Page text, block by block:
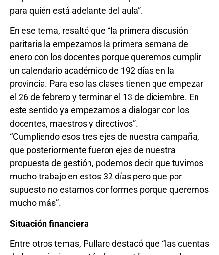
para quién está adelante del aula”.
En ese tema, resaltó que “la primera discusión
paritaria la empezamos la primera semana de
enero con los docentes porque queremos cumplir
un calendario académico de 192 días en la
provincia. Para eso las clases tienen que empezar
el 26 de febrero y terminar el 13 de diciembre. En
este sentido ya empezamos a dialogar con los
docentes, maestros y directivos”.
“Cumpliendo esos tres ejes de nuestra campaña,
que posteriormente fueron ejes de nuestra
propuesta de gestión, podemos decir que tuvimos
mucho trabajo en estos 32 días pero que por
supuesto no estamos conformes porque queremos
mucho más”.
Situación financiera
Entre otros temas, Pullaro destacó que “las cuentas